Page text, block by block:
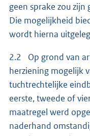
geen sprake zou zijn
Die mogelijkheid
wordt hierna
2.2 Op grond van
herziening mogelijk
tuchtrechtelijke
eerste, tweede of
maatregel werd
naderhand